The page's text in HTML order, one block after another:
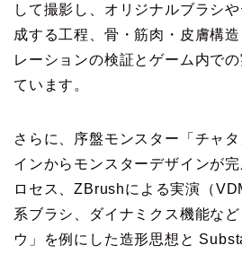
して撮影し、オリジナルブラシ
成する工程、骨・筋肉・皮膚構
レーションの検証とゲーム内で
ています。
さらに、序盤モンスター「チャ
インからモンスターデザインが
ロセス、ZBrushによる実演（
系ブラシ、ダイナミクス機能な
ウ」を例にした造形思想と